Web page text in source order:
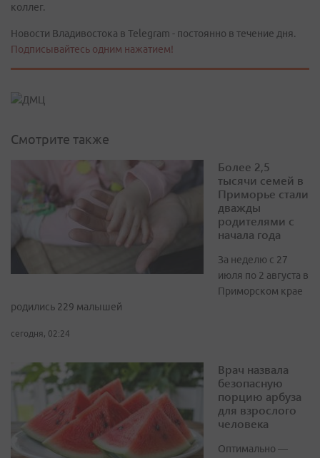
коллег.
Новости Владивостока в Telegram - постоянно в течение дня.
Подписывайтесь одним нажатием!
Смотрите также
Более 2,5
тысячи семей в
Приморье стали
дважды
родителями с
начала года
За неделю с 27
июля по 2 августа в
Приморском крае
родились 229 малышей
сегодня, 02:24
Врач назвала
безопасную
порцию арбуза
для взрослого
человека
Оптимально —